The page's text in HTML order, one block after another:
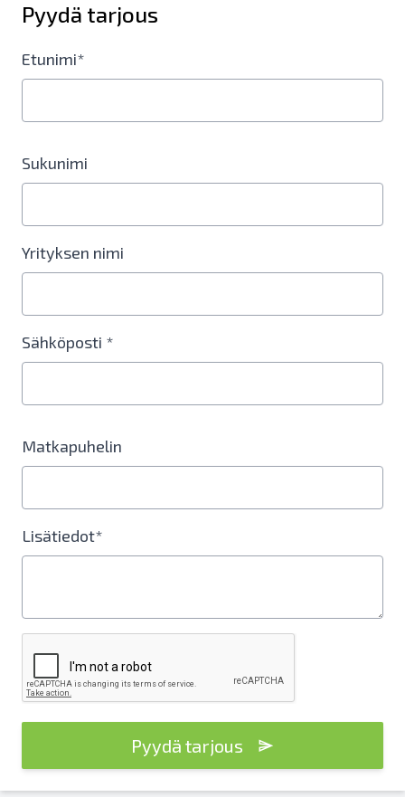
Pyydä tarjous
Etunimi*
Sukunimi
Yrityksen nimi
Sähköposti *
Matkapuhelin
Lisätiedot*
Pyydä tarjous